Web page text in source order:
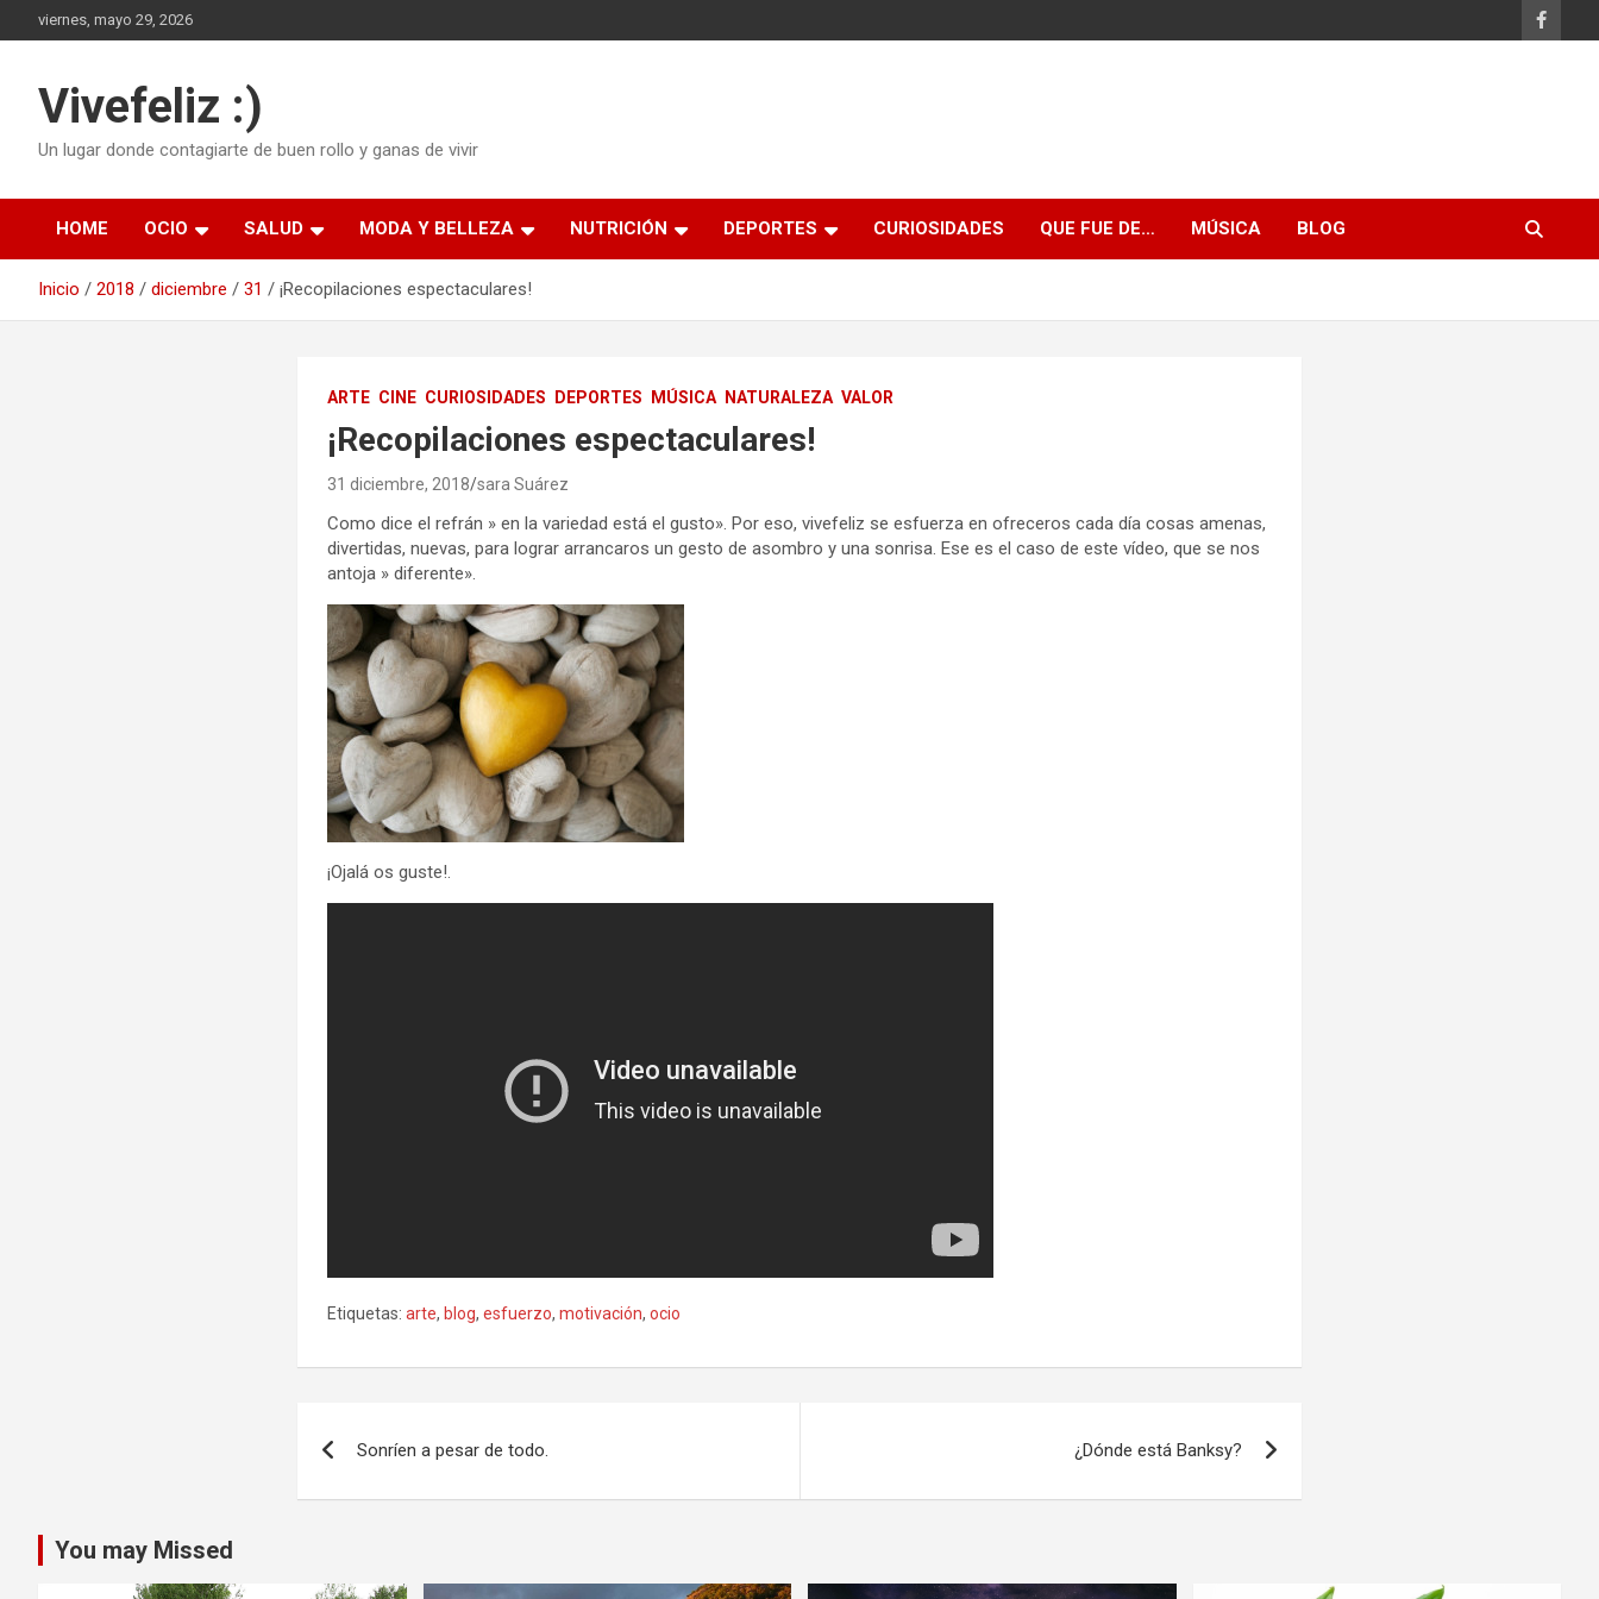
al
viernes, mayo 29, 2026
Vivefeliz :)
Un lugar donde contagiarte de buen rollo y ganas de vivir
HOME OCIO SALUD MODA Y BELLEZA NUTRICIÓN DEPORTES CURIOSIDADES QUE FUE DE… MÚSICA BLOG
Inicio 2018 diciembre 31 ¡Recopilaciones espectaculares!
ARTE CINE CURIOSIDADES DEPORTES MÚSICA NATURALEZA VALOR
¡Recopilaciones espectaculares!
31 diciembre, 2018 sara Suárez
Como dice el refrán » en la variedad está el gusto». Por eso, vivefeliz se esfuerza en ofreceros cada día cosas amenas,
divertidas, nuevas, para lograr arrancaros un gesto de asombro y una sonrisa. Ese es el caso de este vídeo, que se nos
antoja » diferente».
¡Ojalá os guste!.
Etiquetas: arte, blog,esfuerzo,motivación,ocio
de
Sonríen a pesar de todo. ¿Dónde está Banksy?
You may Missed